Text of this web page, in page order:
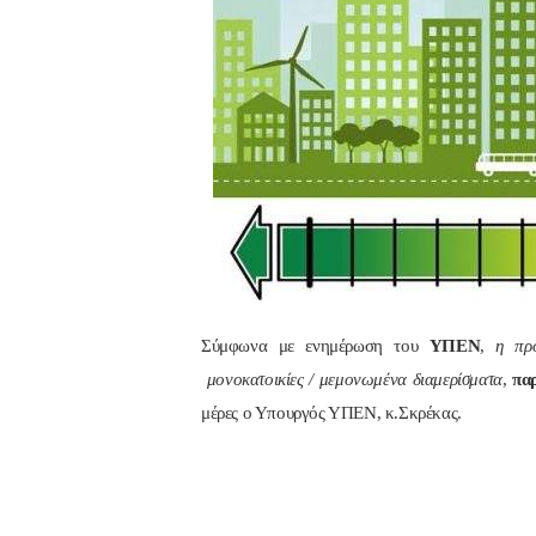
Σύμφωνα με ενημέρωση του ΥΠΕΝ,η
μονοκατοικίες / μεμονωμένα διαμερίσματα,
μέρες ο Υπουργός ΥΠΕΝ, κ.Σκρέκας.